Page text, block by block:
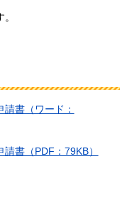
書（ワード：
書（PDF：79KB）